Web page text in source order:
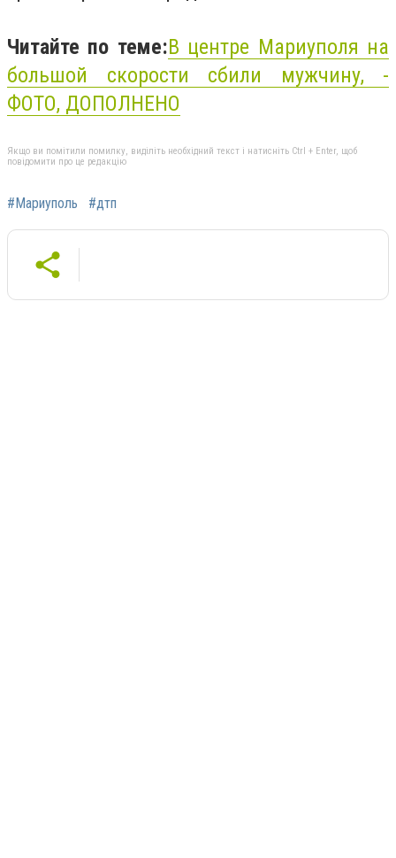
Читайте по теме:В центре Мариуполя на
большой скорости сбили мужчину, -
ФОТО, ДОПОЛНЕНО
Якщо ви помітили помилку, виділіть необхідний текст і натисніть Ctrl + Enter, щоб
повідомити про це редакцію
#Мариуполь #дтп